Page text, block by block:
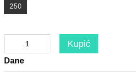
250
Kupić
Dane